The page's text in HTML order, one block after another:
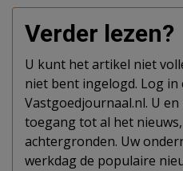
Verder lezen?
U kunt het artikel niet
niet bent ingelogd. Log
Vastgoedjournaal.nl. U
toegang tot al het
achtergronden. Uw
werkdag de populaire